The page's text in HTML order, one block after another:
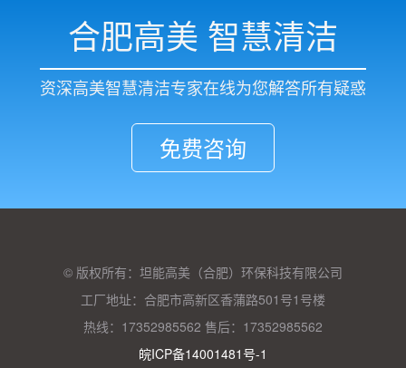
合肥高美 智慧清洁
资深高美智慧清洁专家在线为您解答所有疑惑
免费咨询
© 版权所有：坦能高美（合肥）环保科技有限公司
工厂地址：合肥市高新区香蒲路501号1号楼
热线：17352985562 售后：17352985562
皖ICP备14001481号-1